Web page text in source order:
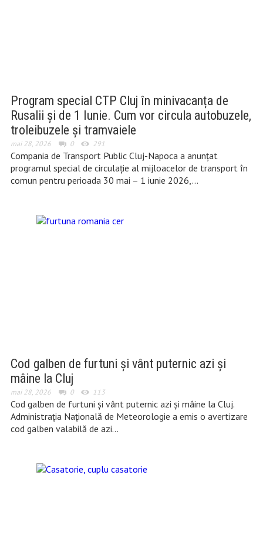
Program special CTP Cluj în minivacanța de
Rusalii și de 1 Iunie. Cum vor circula autobuzele,
troleibuzele și tramvaiele
mai 28, 2026 0 291
Compania de Transport Public Cluj-Napoca a anunțat
programul special de circulație al mijloacelor de transport în
comun pentru perioada 30 mai – 1 iunie 2026,…
Cod galben de furtuni și vânt puternic azi și
mâine la Cluj
mai 28, 2026 0 113
Cod galben de furtuni și vânt puternic azi și mâine la Cluj.
Administrația Națională de Meteorologie a emis o avertizare
cod galben valabilă de azi…